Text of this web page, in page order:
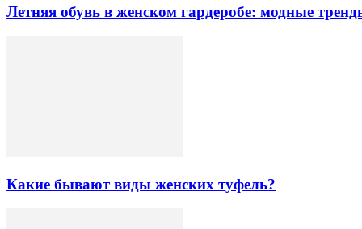
Летняя обувь в женском гардеробе: модные
Какие бывают виды женских туфель?